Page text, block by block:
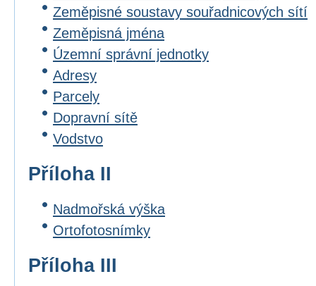
Zeměpisné soustavy souřadnicových sítí
Zeměpisná jména
Územní správní jednotky
Adresy
Parcely
Dopravní sítě
Vodstvo
Příloha II
Nadmořská výška
Ortofotosnímky
Příloha III